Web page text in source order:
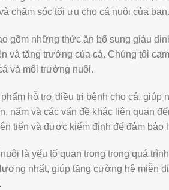
chăm sóc tối ưu cho cá nuôi của bạn.
gồm những thức ăn bổ sung giàu
và tăng trưởng của cá. Chúng tôi
và môi trường nuôi.
hỗ trợ điều trị bệnh cho cá, giúp
nấm và các vấn đề khác liên quan
tiến và được kiểm định để đảm bảo
là yếu tố quan trọng trong quá
nhất, giúp tăng cường hệ miễn